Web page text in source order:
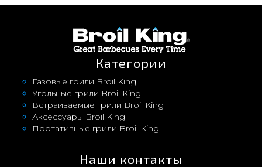
Категории
Газовые грили Broil King
Угольные грили Broil King
Встраиваемые грили Broil King
Аксессуары Broil King
Портативные грили Broil King
Наши контакты